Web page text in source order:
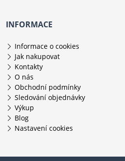
INFORMACE
Informace o cookies
Jak nakupovat
Kontakty
O nás
Obchodní podmínky
Sledování objednávky
Výkup
Blog
Nastavení cookies